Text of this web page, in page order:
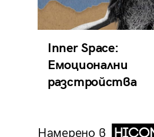
Inner Space:
Емоционални
разстройства
Намерено в